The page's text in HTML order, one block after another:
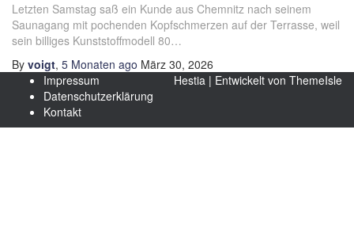
Letzten Samstag saß ein Kunde aus Chemnitz nach seinem
Saunagang mit pochenden Kopfschmerzen auf der Terrasse, weil
sein billiges Kunststoffmodell 80…
By voigt, 5 Monaten ago März 30, 2026
Impressum
Datenschutzerklärung
Kontakt
Hestia | Entwickelt von ThemeIsle